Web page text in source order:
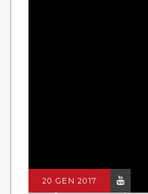
20 GEN 2017